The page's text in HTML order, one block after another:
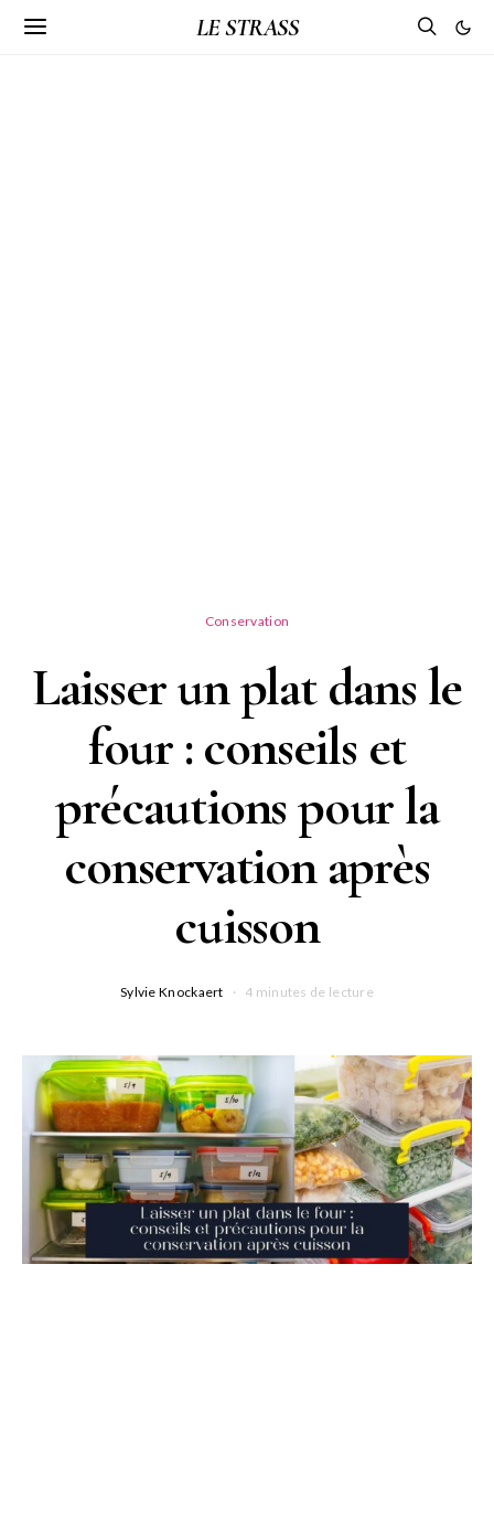
LE STRASS
Conservation
Laisser un plat dans le
four : conseils et
précautions pour la
conservation après
cuisson
Sylvie Knockaert 4 minutes de lecture